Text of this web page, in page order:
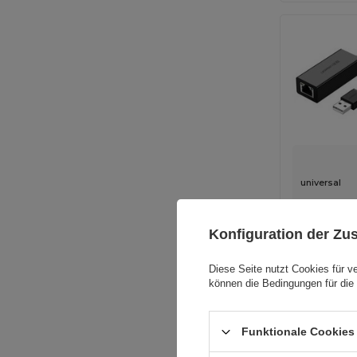
universal
Konfiguration der
Diese Seite nutzt Cookies für
können die Bedingungen für
Funktionale